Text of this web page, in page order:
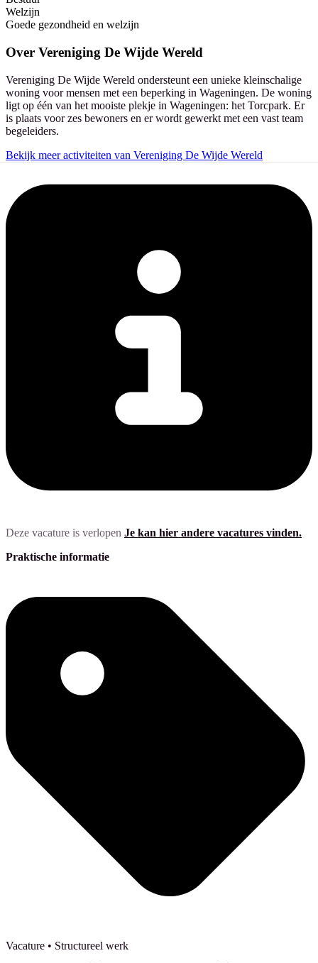
Welzijn
Goede gezondheid en welzijn
Over Vereniging De Wijde Wereld
Vereniging De Wijde Wereld ondersteunt een unieke kleinschalige
woning voor mensen met een beperking in Wageningen. De woning
ligt op één van het mooiste plekje in Wageningen: het Torcpark. Er
is plaats voor zes bewoners en er wordt gewerkt met een vast team
begeleiders.
Bekijk meer activiteiten van Vereniging De Wijde Wereld
Deze vacature is verlopen Je kan hier andere vacatures vinden.
Praktische informatie
Vacature • Structureel werk